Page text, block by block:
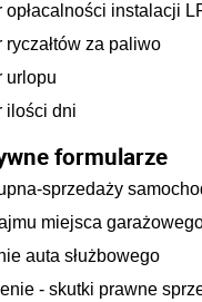
opłacalności instalacji
ryczałtów za paliwo
urlopu
ilości dni
formularze
sprzedaży
miejsca
auta służbowego
- skutki prawne